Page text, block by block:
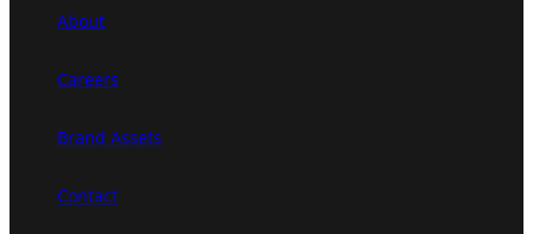
c
About
Careers
Brand Assets
Contact